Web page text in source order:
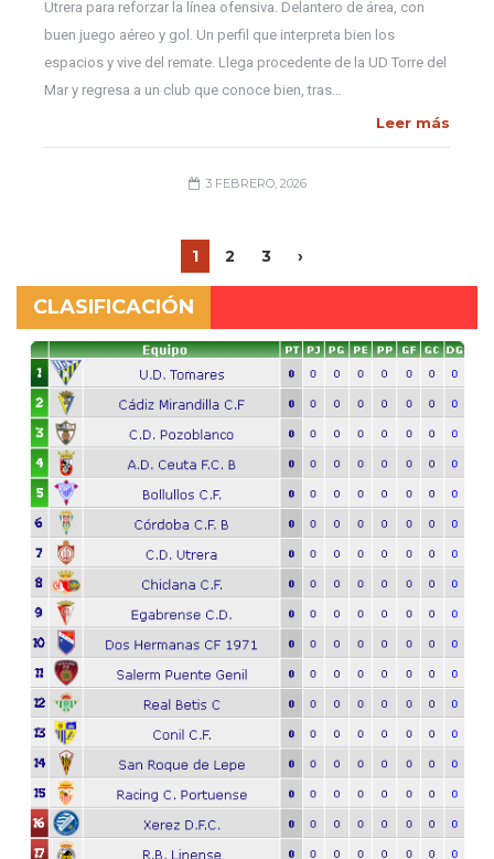
Utrera para reforzar la línea ofensiva. Delantero de área, con
buen juego aéreo y gol. Un perfil que interpreta bien los
espacios y vive del remate. Llega procedente de la UD Torre del
Mar y regresa a un club que conoce bien, tras…
Leer más
3 FEBRERO, 2026
1 2 3 ›
CLASIFICACIÓN